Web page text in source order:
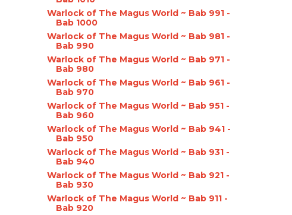
Warlock of The Magus World ~ Bab 991 -
Bab 1000
Warlock of The Magus World ~ Bab 981 -
Bab 990
Warlock of The Magus World ~ Bab 971 -
Bab 980
Warlock of The Magus World ~ Bab 961 -
Bab 970
Warlock of The Magus World ~ Bab 951 -
Bab 960
Warlock of The Magus World ~ Bab 941 -
Bab 950
Warlock of The Magus World ~ Bab 931 -
Bab 940
Warlock of The Magus World ~ Bab 921 -
Bab 930
Warlock of The Magus World ~ Bab 911 -
Bab 920